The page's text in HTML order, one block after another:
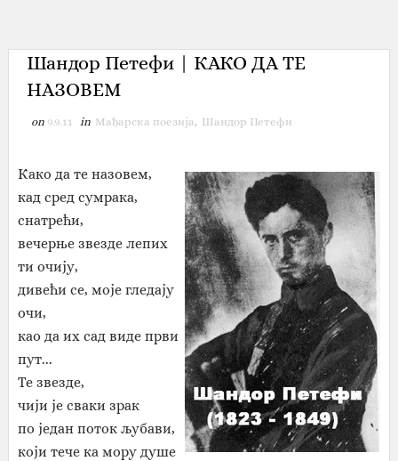
Шандор Петефи | КАКО ДА ТЕ
НАЗОВЕМ
on 9.9.11 in Мађарска поезија, Шандор Петефи‎
Како да те назовем,
кад сред сумрака,
снатрећи,
вечерње звезде лепих
ти очију,
дивећи се, моје гледају
очи,
као да их сад виде први
пут...
Те звезде,
чији је сваки зрак
по један поток љубави,
који тече ка мору душе